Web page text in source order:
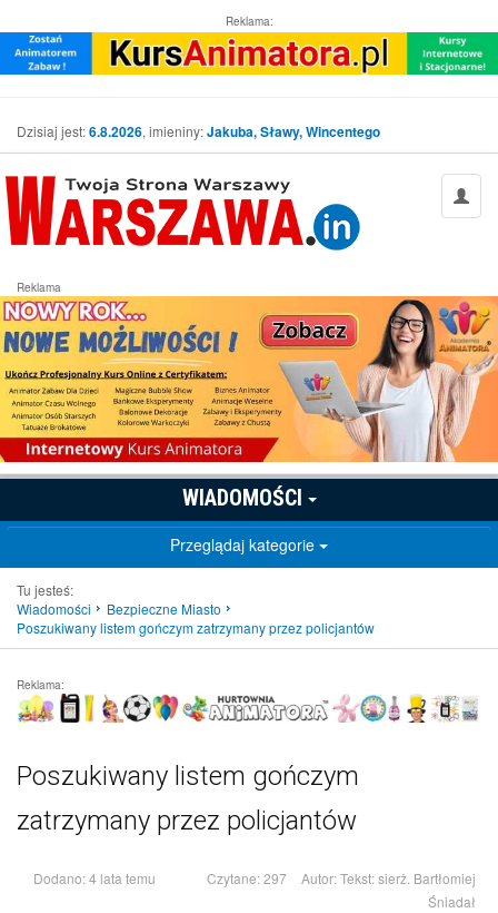
Reklama:
Dzisiaj jest:6.8.2026, imieniny:Jakuba, Sławy, Wincentego
Reklama
WIADOMOŚCI
Przeglądaj kategorie
Tu jesteś:
Wiadomości
Bezpieczne Miasto
Poszukiwany listem gończym zatrzymany przez policjantów
Reklama:
Poszukiwany listem gończym
zatrzymany przez policjantów
Dodano: 4 lata temu Czytane: 297 Autor:Tekst: sierż. Bartłomiej
Śniadał